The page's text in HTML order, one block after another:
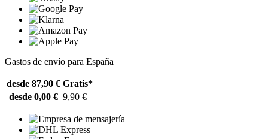
Gastos de envío para España
desde 87,90 € Gratis*
desde 0,00 € 9,90 €